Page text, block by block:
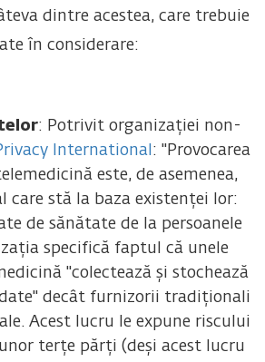
dintre acestea, care trebuie
în considerare:
: Potrivit organizației non-
International : "Provocarea
este, de asemenea,
care stă la baza existenței lor:
de sănătate de la persoanele
specifică faptul că unele
"colectează și stochează
decât furnizorii tradiționali
Acest lucru le expune riscului
terțe părți (deși acest lucru